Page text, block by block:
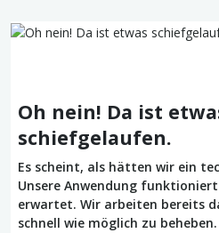
Oh nein! Da ist
schiefgelaufen.
Es scheint, als hätten wir ein
Unsere Anwendung
erwartet. Wir arbeiten bereits
schnell wie möglich zu beheben.